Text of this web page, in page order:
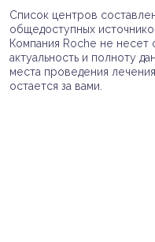
Список центров
общедоступных
Компания Roche не несет
актуальность и полноту
места проведения
остается за вами.